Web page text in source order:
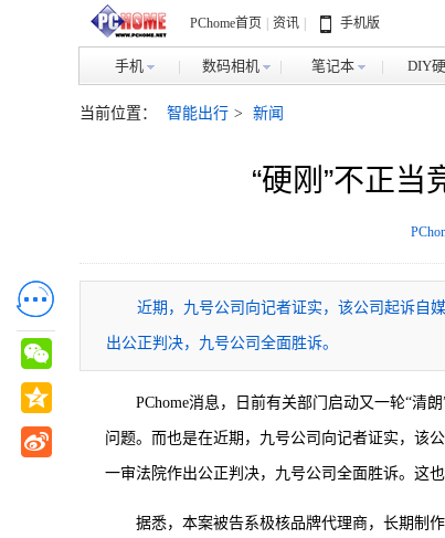
PChome首页 资讯 手机版
手机 数码相机 笔记本 DIY
当前位置： 智能出行 > 新闻
“硬刚”不正
近期，九号公司向记者证实，该公司起诉自
出公正判决，九号公司全面胜诉。
PChome消息，日前有关部门启动又一轮“清
问题。而也是在近期，九号公司向记者证实，该
一审法院作出公正判决，九号公司全面胜诉。这
据悉，本案被告系极核品牌代理商，长期制